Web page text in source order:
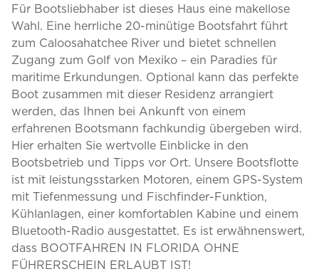
Für Bootsliebhaber ist dieses Haus eine makellose
Wahl. Eine herrliche 20-minütige Bootsfahrt führt
zum Caloosahatchee River und bietet schnellen
Zugang zum Golf von Mexiko – ein Paradies für
maritime Erkundungen. Optional kann das perfekte
Boot zusammen mit dieser Residenz arrangiert
werden, das Ihnen bei Ankunft von einem
erfahrenen Bootsmann fachkundig übergeben wird.
Hier erhalten Sie wertvolle Einblicke in den
Bootsbetrieb und Tipps vor Ort. Unsere Bootsflotte
ist mit leistungsstarken Motoren, einem GPS-System
mit Tiefenmessung und Fischfinder-Funktion,
Kühlanlagen, einer komfortablen Kabine und einem
Bluetooth-Radio ausgestattet. Es ist erwähnenswert,
dass BOOTFAHREN IN FLORIDA OHNE
FÜHRERSCHEIN ERLAUBT IST!